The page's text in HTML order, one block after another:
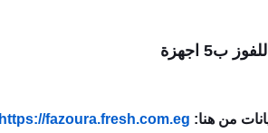
ب5 اجهزة
من هنا: https://fazoura.fresh.com.eg